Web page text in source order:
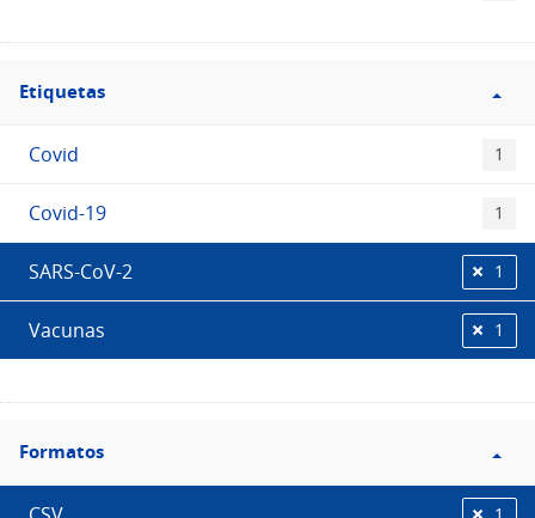
Filtro
Etiquetas
Etiquetas
Covid 1
Covid-19 1
SARS-CoV-2 1
Vacunas 1
Filtro
Formatos
Formatos